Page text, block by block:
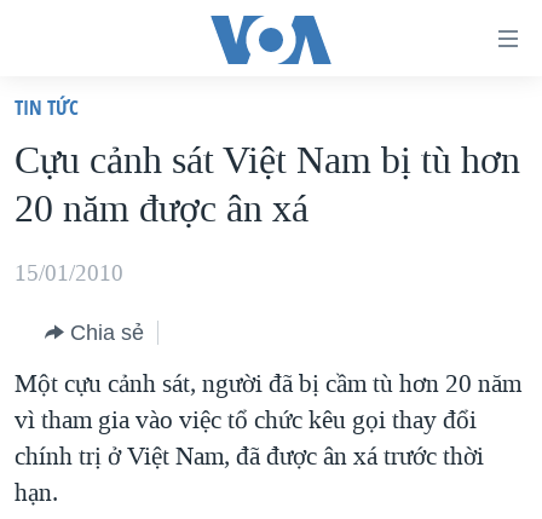
truy
cập
Tới
dung
chính
điều
hướng
chính
Đi
VIỆT NAM
HOA KỲ
BIỂN ĐÔNG
BLOG
DIỄN ĐÀN
MỤC
CHUYÊN ĐỀ
TIN TỨC
Cựu cảnh sát Việt Nam bị tù hơn
20 năm được ân xá
15/01/2010
Chia sẻ
Một cựu cảnh sát, người đã bị cầm tù hơn 20 năm
vì tham gia vào việc tổ chức kêu gọi thay đổi
chính trị ở Việt Nam, đã được ân xá trước thời
hạn.